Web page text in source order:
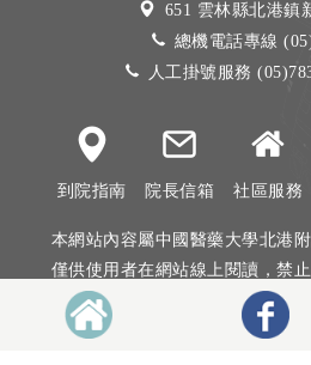
651 雲林縣北港鎮
總機電話專線
人工掛號服務
到院指南 院長信箱 社區服務
本網站內容屬中國醫藥大學北港
僅供使用者在網站線上閱讀，禁
或重製部分或全
本網站建議以Internet Explorer